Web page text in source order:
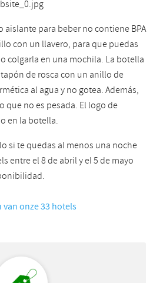
para beber no contiene BPA
con un llavero, para que puedas
colgarla en una mochila. La botella
de rosca con un anillo de
al agua y no gotea. Además,
que no es pesada. El logo de
en la botella.
si te quedas al menos una noche
entre el 8 de abril y el 5 de mayo